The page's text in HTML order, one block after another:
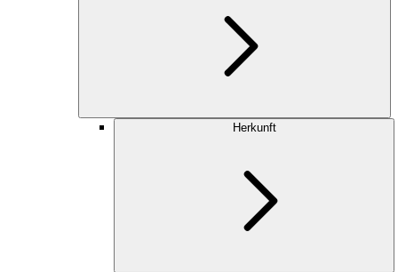
Herkunft